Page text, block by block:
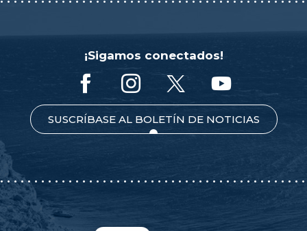
¡Sigamos conectados!
SUSCRÍBASE AL BOLETÍN DE NOTICIAS